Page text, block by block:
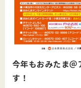
今年もおみたま＠
す！